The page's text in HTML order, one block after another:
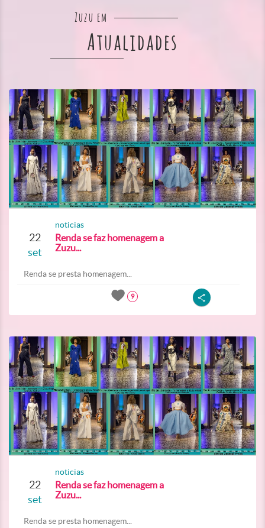
Zuzu em
Atualidades
22
set
noticias
Renda se faz homenagem a
Zuzu...
Renda se presta homenagem...
9
22
set
noticias
Renda se faz homenagem a
Zuzu...
Renda se presta homenagem...